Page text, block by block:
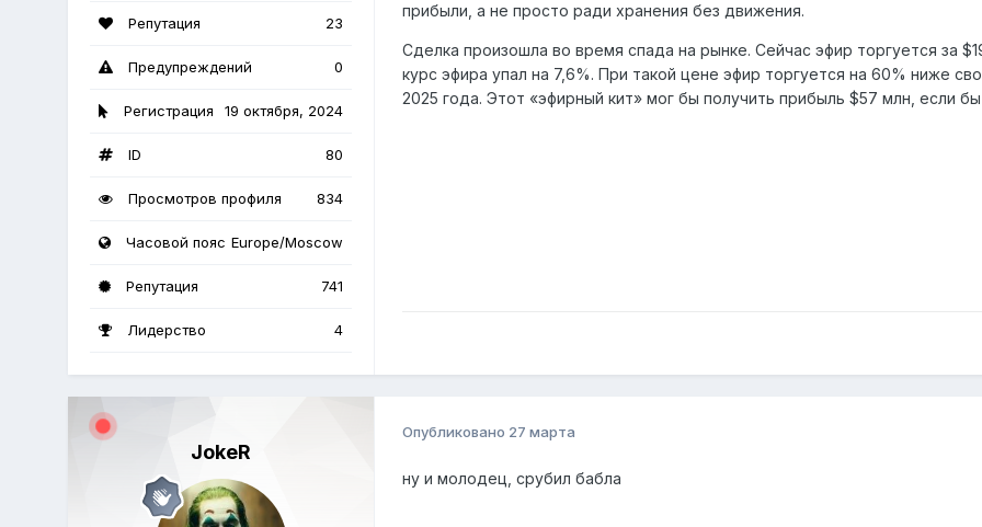
Репутация 23
Предупреждений 0
Регистрация 19 октября, 2024
ID 80
Просмотров профиля 834
Часовой пояс Europe/Moscow
Репутация 741
Лидерство 4
прибыли, а не просто ради хранения без движения.
Сделка произошла во время спада на рынке. Сейчас эфир торгуется за
курс эфира упал на 7,6%. При такой цене эфир торгуется на 60% ниже
2025 года. Этот «эфирный кит» мог бы получить прибыль $57 млн, если
JokeR
Опубликовано 27 марта
ну и молодец, срубил бабла